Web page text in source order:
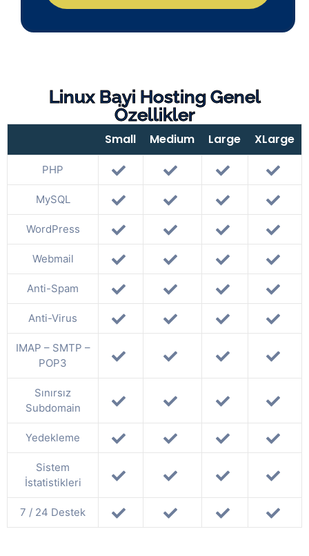
Linux Bayi Hosting Genel
Özellikler
Small Medium Large XLarge
PHP
MySQL
WordPress
Webmail
Anti-Spam
Anti-Virus
IMAP – SMTP –
POP3
Sınırsız
Subdomain
Yedekleme
Sistem
İstatistikleri
7 / 24 Destek